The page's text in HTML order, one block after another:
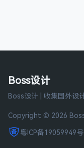
Boss设计
Boss设计 | 收集国外设
Copyright © 2026
粤ICP备19059949号